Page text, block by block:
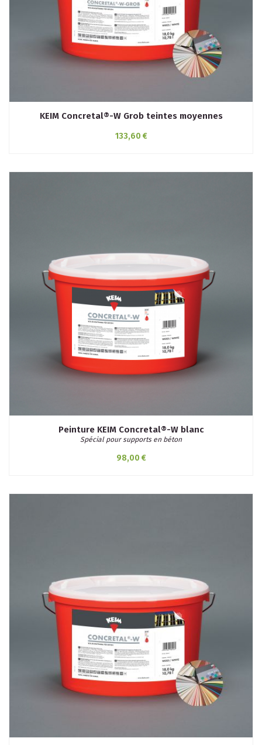
KEIM Concretal®-W Grob teintes moyennes
133,60 €
Peinture KEIM Concretal®-W blanc
Spécial pour supports en béton
98,00 €